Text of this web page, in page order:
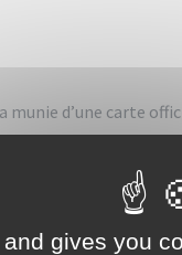
munie d’une carte
l’établissement
gives you